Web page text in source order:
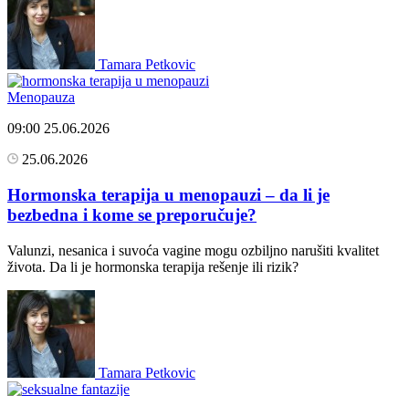
Tamara Petkovic
Menopauza
09:00 25.06.2026
25.06.2026
Hormonska terapija u menopauzi – da li je
bezbedna i kome se preporučuje?
Valunzi, nesanica i suvoća vagine mogu ozbiljno narušiti kvalitet
života. Da li je hormonska terapija rešenje ili rizik?
Tamara Petkovic